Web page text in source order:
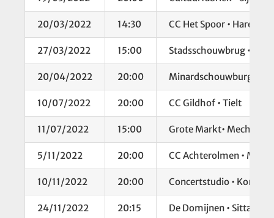
20/03/2022 14:30 CC Het Spoor •
27/03/2022 15:00 Stadsschouwbrug •
20/04/2022 20:00 Minardschouwburg •
10/07/2022 20:00 CC Gildhof • Tielt
11/07/2022 15:00 Grote Markt• Mechelen
5/11/2022 20:00 CC Achterolmen •
10/11/2022 20:00 Concertstudio • Kortrijk
24/11/2022 20:15 De Domijnen • Sittard